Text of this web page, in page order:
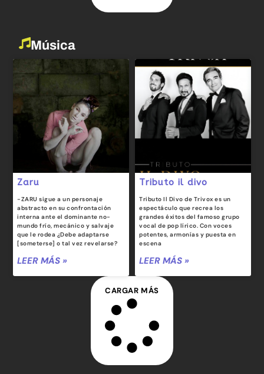
Música
Zaru
-ZARU sigue a un personaje
abstracto en su confrontación
interna ante el dominante no-
mundo frío, mecánico y salvaje
que le rodea ¿Debe adaptarse
[someterse] o tal vez revelarse?
LEER MÁS »
Tributo il divo
Tributo Il Divo de Trivox es un
espectáculo que recrea los
grandes éxitos del famoso grupo
vocal de pop lírico. Con voces
potentes, armonías y puesta en
escena
LEER MÁS »
CARGAR MÁS